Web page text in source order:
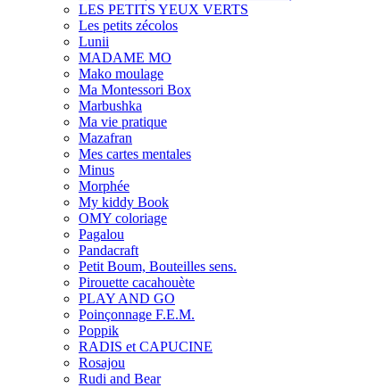
LES PETITS YEUX VERTS
Les petits zécolos
Lunii
MADAME MO
Mako moulage
Ma Montessori Box
Marbushka
Ma vie pratique
Mazafran
Mes cartes mentales
Minus
Morphée
My kiddy Book
OMY coloriage
Pagalou
Pandacraft
Petit Boum, Bouteilles sens.
Pirouette cacahouète
PLAY AND GO
Poinçonnage F.E.M.
Poppik
RADIS et CAPUCINE
Rosajou
Rudi and Bear